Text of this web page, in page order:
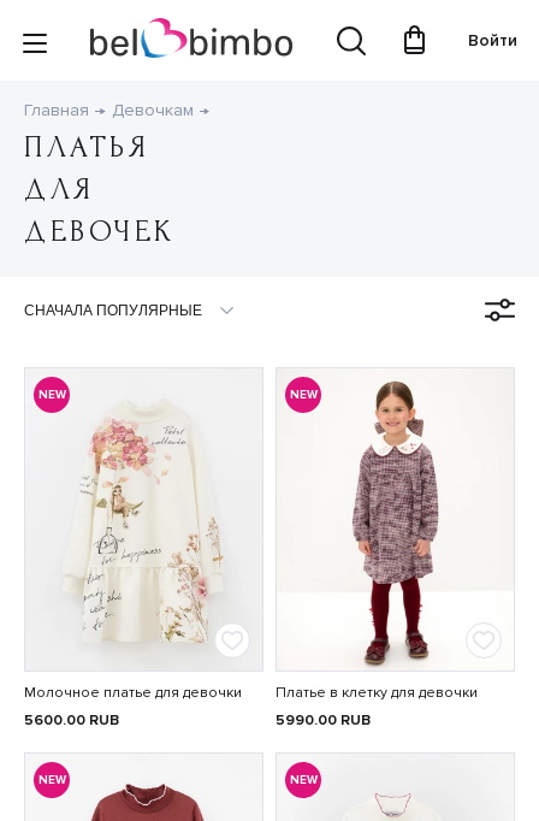
Войти
Главная Девочкам
ПЛАТЬЯ
ДЛЯ
ДЕВОЧЕК
NEW
Молочное платье для девочки
5600.00 RUB
NEW
Платье в клетку для девочки
5990.00 RUB
NEW NEW